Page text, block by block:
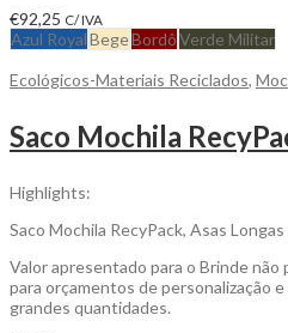
€92,25 C/ IVA
Azul RoyalBegeBordôVerde Militar
Ecológicos-Materiais Reciclados,
Highlights:
Saco Mochila RecyPack, Asas
Valor apresentado para o Brinde
para orçamentos de personalização
grandes quantidades.